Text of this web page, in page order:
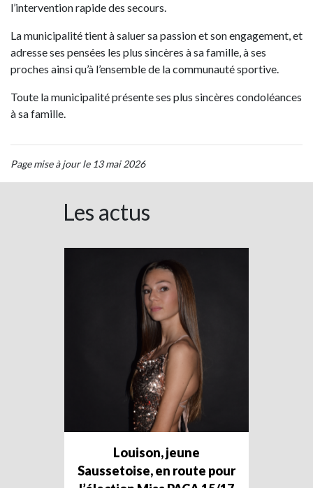
l’intervention rapide des secours.
La municipalité tient à saluer sa passion et son engagement, et
adresse ses pensées les plus sincères à sa famille, à ses
proches ainsi qu’à l’ensemble de la communauté sportive.
Toute la municipalité présente ses plus sincères condoléances
à sa famille.
Page mise à jour le 13 mai 2026
Les actus
Louison, jeune
Saussetoise, en route pour